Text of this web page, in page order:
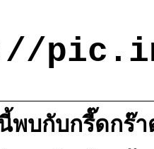
พบกับกรี๊ดกร๊า